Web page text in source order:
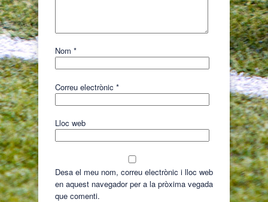
Nom *
Correu electrònic *
Lloc web
Desa el meu nom, correu electrònic i lloc web
en aquest navegador per a la pròxima vegada
que comenti.